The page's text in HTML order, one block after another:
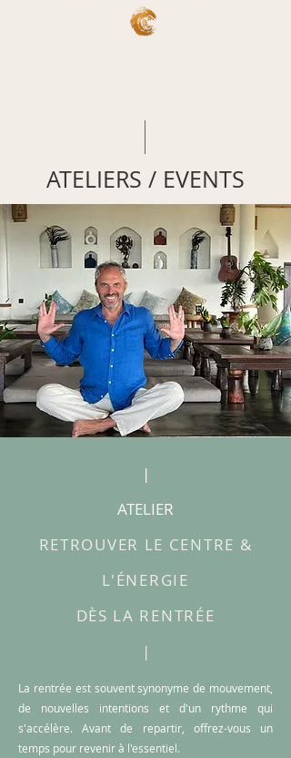
ATELIERS / EVENTS
|
ATELIER
RETROUVER LE CENTRE &
L'ÉNERGIE
DÈS LA RENTRÉE
|
La rentrée est souvent synonyme de mouvement,
de nouvelles intentions et d'un rythme qui
s'accélère. Avant de repartir, offrez-vous un
temps pour revenir à l'essentiel.